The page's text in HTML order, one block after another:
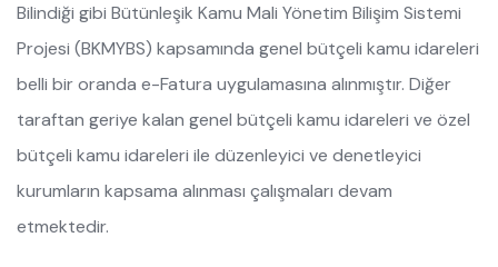
Bilindiği gibi Bütünleşik Kamu Mali Yönetim Bilişim Sistemi
Projesi (BKMYBS) kapsamında genel bütçeli kamu idareleri
belli bir oranda e-Fatura uygulamasına alınmıştır. Diğer
taraftan geriye kalan genel bütçeli kamu idareleri ve özel
bütçeli kamu idareleri ile düzenleyici ve denetleyici
kurumların kapsama alınması çalışmaları devam
etmektedir.